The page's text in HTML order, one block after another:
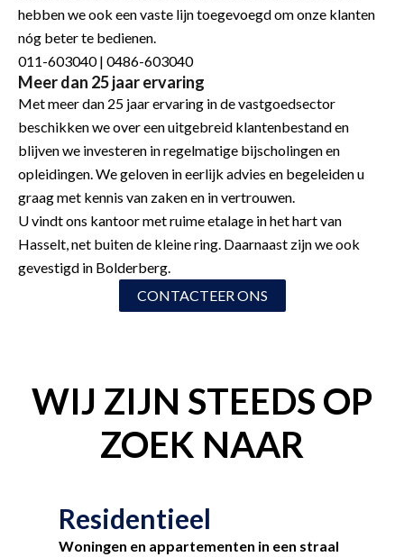
hebben we ook een vaste lijn toegevoegd om onze klanten
nóg beter te bedienen.
011-603040 | 0486-603040
Meer dan 25 jaar ervaring
Met meer dan 25 jaar ervaring in de vastgoedsector
beschikken we over een uitgebreid klantenbestand en
blijven we investeren in regelmatige bijscholingen en
opleidingen. We geloven in eerlijk advies en begeleiden u
graag met kennis van zaken en in vertrouwen.
U vindt ons kantoor met ruime etalage in het hart van
Hasselt, net buiten de kleine ring. Daarnaast zijn we ook
gevestigd in Bolderberg.
CONTACTEER ONS
WIJ ZIJN STEEDS OP
ZOEK NAAR
Residentieel
Woningen en appartementen in een straal